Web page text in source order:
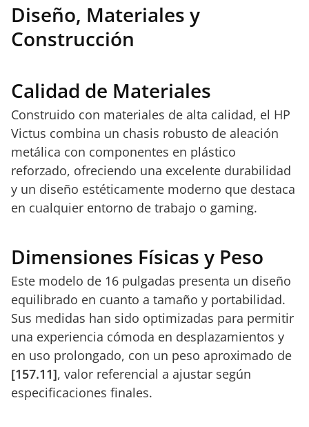
Diseño, Materiales y
Construcción
Calidad de Materiales
Construido con materiales de alta calidad, el HP
Victus combina un chasis robusto de aleación
metálica con componentes en plástico
reforzado, ofreciendo una excelente durabilidad
y un diseño estéticamente moderno que destaca
en cualquier entorno de trabajo o gaming.
Dimensiones Físicas y Peso
Este modelo de 16 pulgadas presenta un diseño
equilibrado en cuanto a tamaño y portabilidad.
Sus medidas han sido optimizadas para permitir
una experiencia cómoda en desplazamientos y
en uso prolongado, con un peso aproximado de
[157.11], valor referencial a ajustar según
especificaciones finales.